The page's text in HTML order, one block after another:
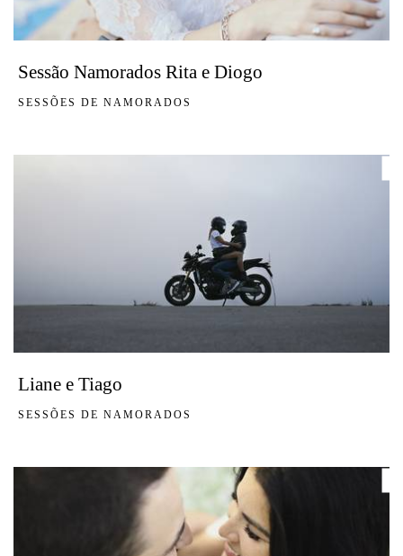
Sessão Namorados Rita e Diogo
SESSÕES DE NAMORADOS
Liane e Tiago
SESSÕES DE NAMORADOS